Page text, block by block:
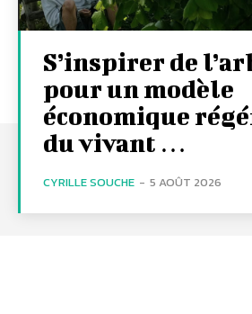
S’inspirer de
pour un modèle
économique
du vivant …
CYRILLE SOUCHE - 5 AOÛT 2026